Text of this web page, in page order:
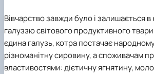
Вівчарство завжди було і залишається
галуззю світового продуктивного
єдина галузь, котра постачає
різноманітну сировину, а споживачам
властивостями: дієтичну ягнятину,